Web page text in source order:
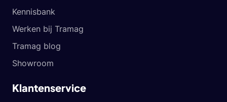
Kennisbank
Werken bij Tramag
Tramag blog
Showroom
Klantenservice